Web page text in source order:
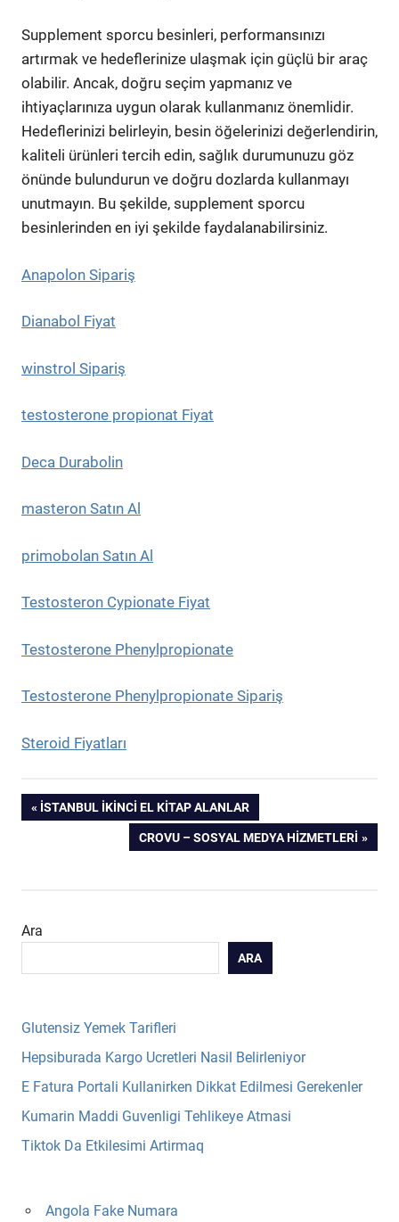
Supplement sporcu besinleri, performansınızı
artırmak ve hedeflerinize ulaşmak için güçlü bir araç
olabilir. Ancak, doğru seçim yapmanız ve
ihtiyaçlarınıza uygun olarak kullanmanız önemlidir.
Hedeflerinizi belirleyin, besin öğelerinizi değerlendirin,
kaliteli ürünleri tercih edin, sağlık durumunuzu göz
önünde bulundurun ve doğru dozlarda kullanmayı
unutmayın. Bu şekilde, supplement sporcu
besinlerinden en iyi şekilde faydalanabilirsiniz.
Anapolon Sipariş
Dianabol Fiyat
winstrol Sipariş
testosterone propionat Fiyat
Deca Durabolin
masteron Satın Al
primobolan Satın Al
Testosteron Cypionate Fiyat
Testosterone Phenylpropionate
Testosterone Phenylpropionate Sipariş
Steroid Fiyatları
Yazı
gezinmesi
PREVIOUS
İSTANBUL İKINCI EL KITAP ALANLAR
NEXT
POST:
CROVU – SOSYAL MEDYA HIZMETLERI
Ara
ARA
Glutensiz Yemek Tarifleri
Hepsiburada Kargo Ucretleri Nasil Belirleniyor
E Fatura Portali Kullanirken Dikkat Edilmesi Gerekenler
Kumarin Maddi Guvenligi Tehlikeye Atmasi
Tiktok Da Etkilesimi Artirmaq
Angola Fake Numara